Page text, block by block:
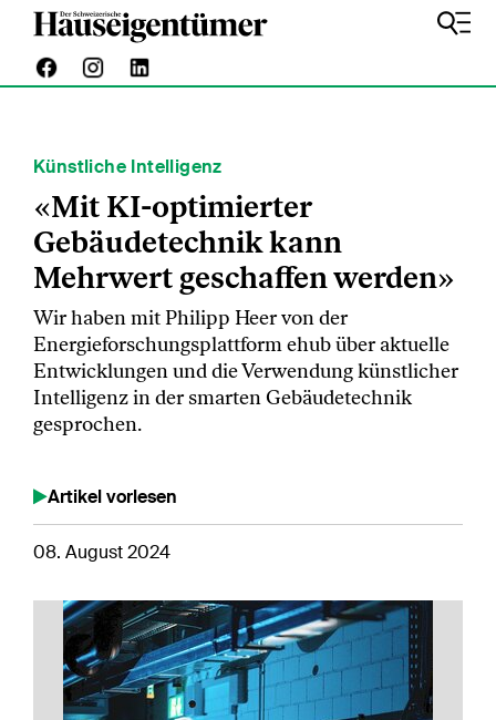
Künstliche Intelligenz
«Mit KI-optimierter
Gebäudetechnik kann
Mehrwert geschaffen werden»
Wir haben mit Philipp Heer von der
Energieforschungsplattform ehub über aktuelle
Entwicklungen und die Verwendung künstlicher
Intelligenz in der smarten Gebäudetechnik
gesprochen.
Artikel vorlesen
08. August 2024